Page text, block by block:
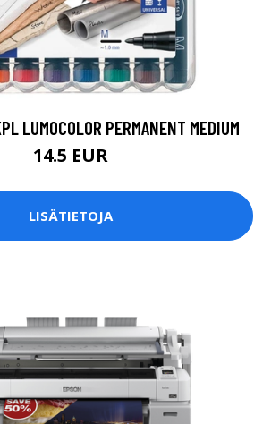
LUMOCOLOR PERMANENT MEDIUM
14.5 EUR
LISÄTIETOJA